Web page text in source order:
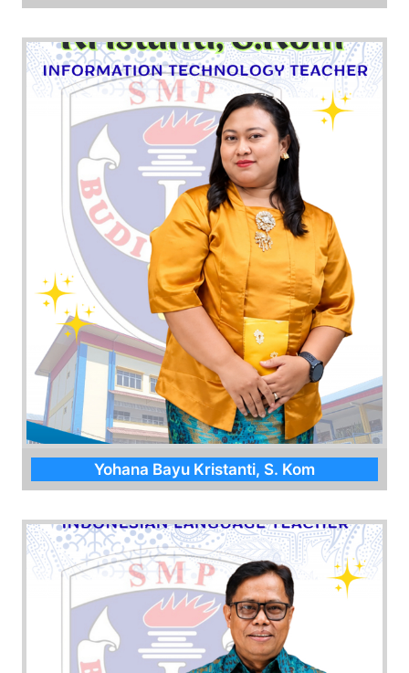
Yohana Bayu Kristanti, S. Kom